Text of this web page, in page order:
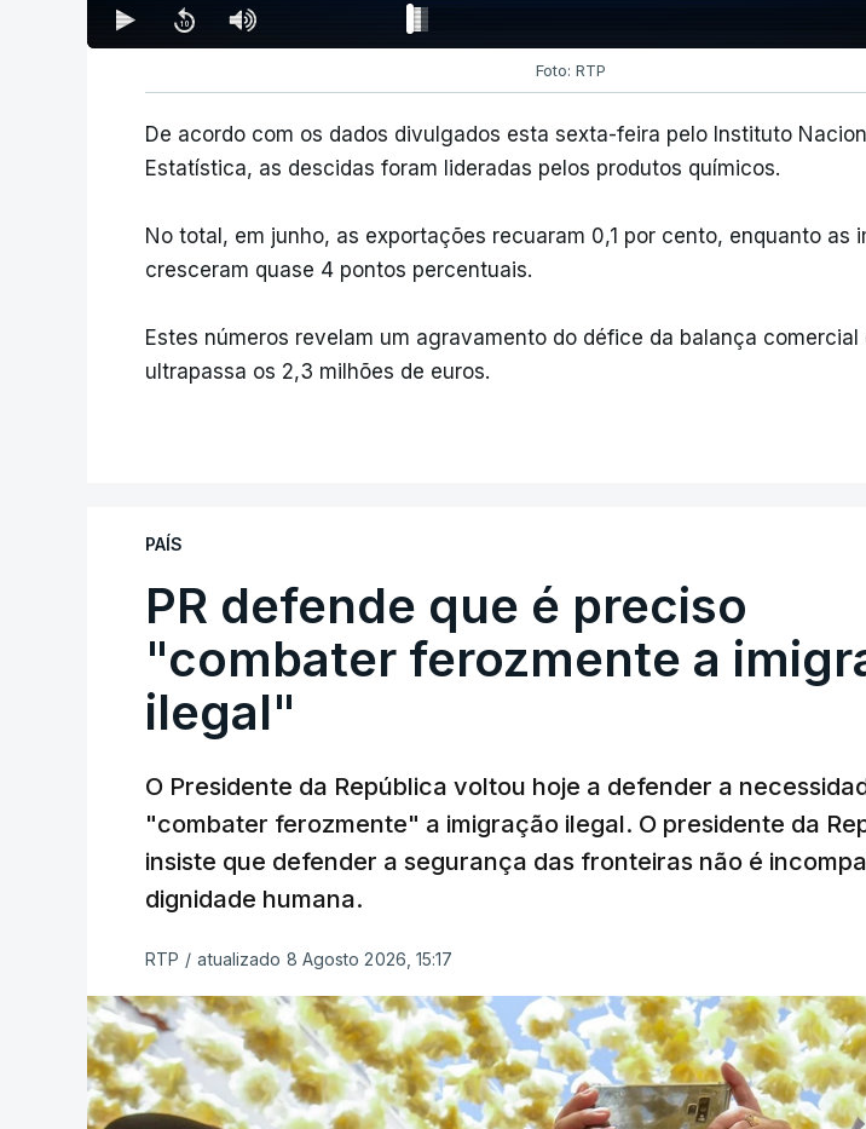
Foto: RTP
De acordo com os dados divulgados esta sexta-feira pelo Instituto
Estatística, as descidas foram lideradas pelos produtos químicos.
No total, em junho, as exportações recuaram 0,1 por cento, enquanto as
cresceram quase 4 pontos percentuais.
Estes números revelam um agravamento do défice da balança comercial
ultrapassa os 2,3 milhões de euros.
PAÍS
PR defende que é preciso
"combater ferozmente a
ilegal"
O Presidente da República voltou hoje a defender a
"combater ferozmente" a imigração ilegal. O presidente da
insiste que defender a segurança das fronteiras não é
dignidade humana.
RTP / atualizado 8 Agosto 2026, 15:17